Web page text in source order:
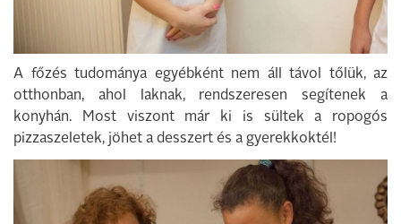
A főzés tudománya egyébként nem áll távol tőlük, az
otthonban, ahol laknak, rendszeresen segítenek a
konyhán. Most viszont már ki is sültek a ropogós
pizzaszeletek, jöhet a desszert és a gyerekkoktél!